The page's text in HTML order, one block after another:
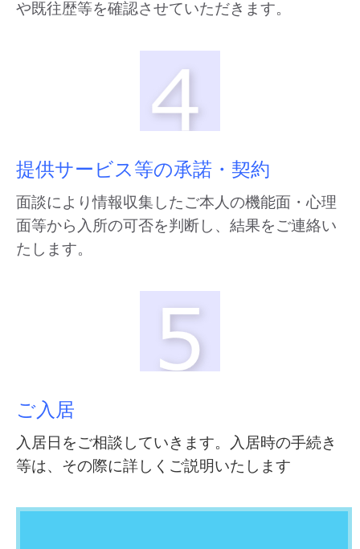
や既往歴等を確認させていただきます。
提供サービス等の承諾・契約
面談により情報収集したご本人の機能面・心理
面等から入所の可否を判断し、結果をご連絡い
たします。
ご入居
入居日をご相談していきます。入居時の手続き
等は、その際に詳しくご説明いたします